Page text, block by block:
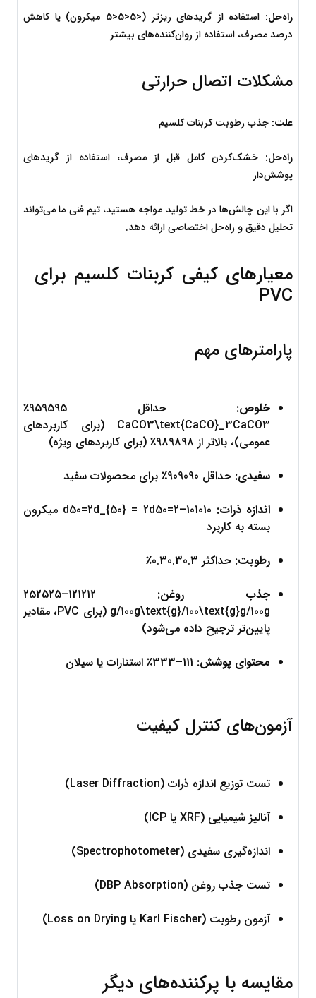
راه‌حل: استفاده از گریدهای ریزتر (<5<5
<
5
درصد مصرف، استفاده از روان‌کننده‌های بیشتر
مشکلات اتصال حرارتی
علت: جذب رطوبت کربنات کلسیم
راه‌حل:
پوشش‌دار
تحلیل دقیق و راه‌حل اختصاصی ارائه دهد.
PVC
پارامترهای مهم
خلوص: حداقل 959595
٪
CaCO3\text{CaCO}_3CaCO3
عمومی)، بالاتر از
989898
٪ (برای کاربردهای ویژه)
سفیدی: حداقل 909090
٪ برای محصولات سفید
اندازه ذرات:
d50=2d_{50} = 2d50=2–101010
بسته به کاربرد
رطوبت: حداکثر 0.30.30.3
٪
جذب روغن:
121212
–
252525
g/100g\text{g}/100\text{g}g/100g
پایین‌تر ترجیح داده می‌شود)
محتوای پوشش: 111
–
333 ٪ استئارات یا سیلان
آزمون‌های کنترل کیفیت
تست توزیع اندازه ذرات (Laser Diffraction)
آنالیز شیمیایی (XRF یا ICP)
اندازه‌گیری سفیدی (Spectrophotometer)
تست جذب روغن (DBP Absorption)
آزمون رطوبت (Karl Fischer یا Loss on Drying)
مقایسه با پرکننده‌های دیگر